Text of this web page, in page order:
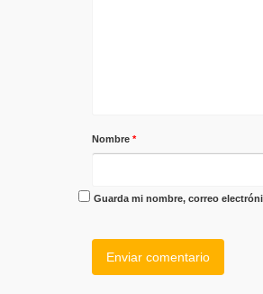
Nombre *
Guarda mi nombre, correo